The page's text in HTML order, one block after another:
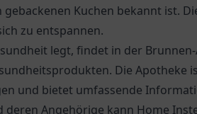
Kuchen bekannt ist.
zu entspannen.
legt, findet in der
Die Apotheke
und bietet umfassende
deren Angehörige kann Home